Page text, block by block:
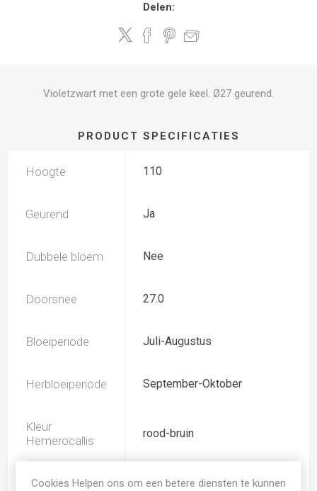
Delen:
Violetzwart met een grote gele keel. Ø27 geurend.
PRODUCT SPECIFICATIES
Hoogte 110
Geurend Ja
Dubbele bloem Nee
Doorsnee 27.0
Bloeiperiode Juli-Augustus
Herbloeiperiode September-Oktober
Kleur
Hemerocallis
rood-bruin
Spider Ja
Cookies Helpen ons om een betere diensten te kunnen